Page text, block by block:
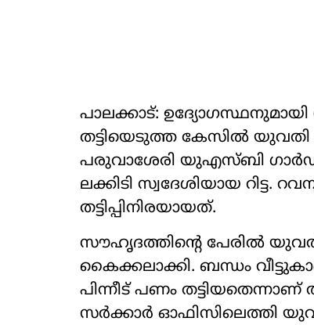
പാലക്കാട്‌:
തട്ടിയെടുത്ത കേസിൽ യുവതി
പരുവാശേരി യുഎസ്ബി
ലക്കിടി സ്വദേശിയായ റിട്ട.
തട്ടിപ്പിനിരയായത്.
സൗഹൃദത്തിന്‍റെ പേരിൽ
കൈക്കലാക്കി. ബന്ധം
പിന്നീട് പണം
സർക്കാർ ഓഫിസിലെത്തി